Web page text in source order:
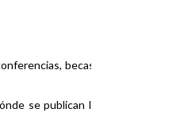
becas,
se publican la